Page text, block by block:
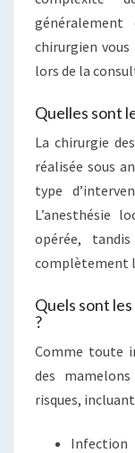
chirurgien
lors de la
Quelles sont
La chirurgie
réalisée sous
type
L’anesthésie
opérée,
complètement
Quels sont
?
Comme toute
des
risques, incluant
Infection